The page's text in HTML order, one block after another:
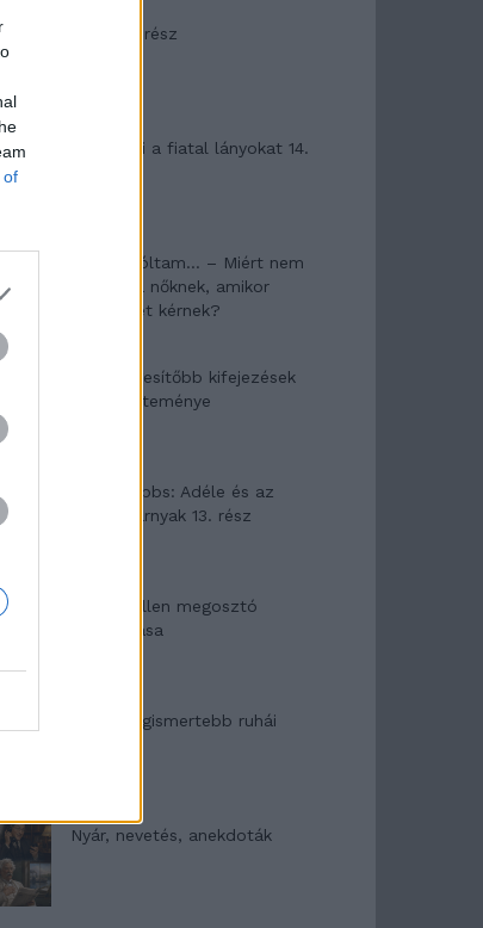
of
Minka 11. rész
T. szereti a fiatal lányokat 14.
Pedig szóltam… – Miért nem
hiszünk a nőknek, amikor
segítséget kérnek?
A legidegesítőbb kifejezések
laza gyűjteménye
Elyna Robbs: Adéle és az
örökölt árnyak 13. rész
Woody Allen megosztó
zsenialitása
A világ legismertebb ruhái
Nyár, nevetés, anekdoták